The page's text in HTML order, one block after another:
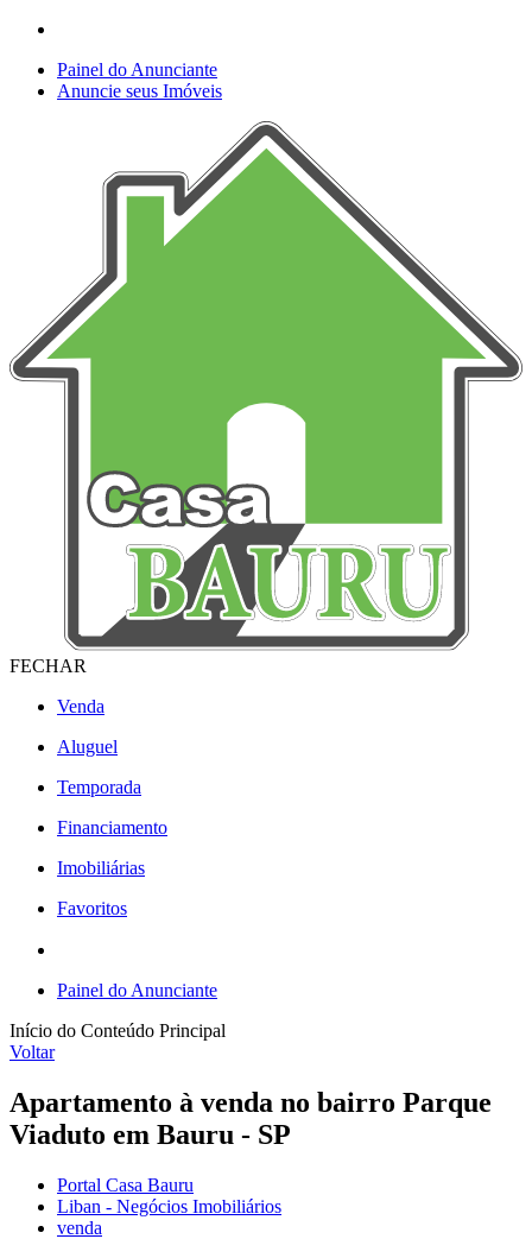
Painel do Anunciante
Anuncie seus Imóveis
FECHAR
Venda
Aluguel
Temporada
Financiamento
Imobiliárias
Favoritos
Painel do Anunciante
Início do Conteúdo Principal
Voltar
Apartamento à venda no bairro Parque
Viaduto em Bauru - SP
Portal Casa Bauru
Liban - Negócios Imobiliários
venda